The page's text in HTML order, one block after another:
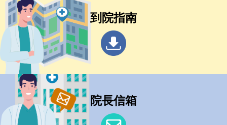
到院指南
院長信箱